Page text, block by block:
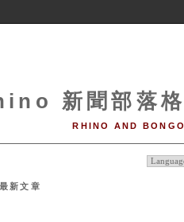
新聞部落格
RHINO AND BONGO
最新文章